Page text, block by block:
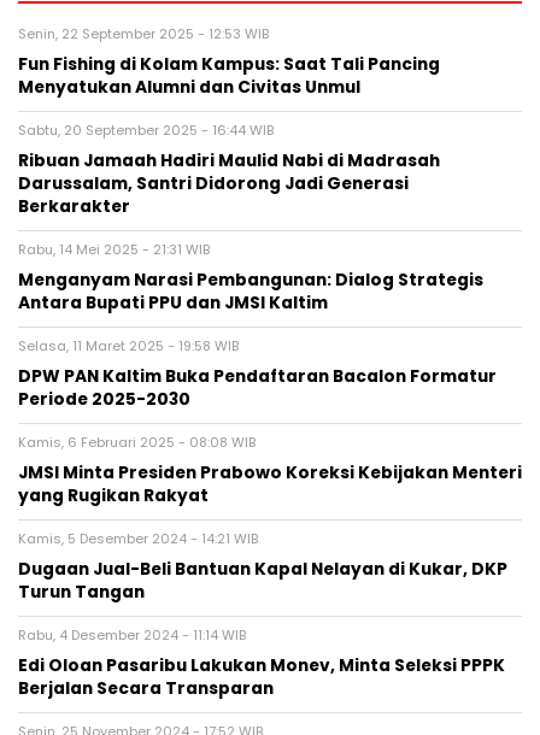
Senin, 22 September 2025 - 12:53 WIB
Fun Fishing di Kolam Kampus: Saat Tali Pancing
Menyatukan Alumni dan Civitas Unmul
Sabtu, 20 September 2025 - 16:44 WIB
Ribuan Jamaah Hadiri Maulid Nabi di Madrasah
Darussalam, Santri Didorong Jadi Generasi
Berkarakter
Rabu, 14 Mei 2025 - 21:31 WIB
Menganyam Narasi Pembangunan: Dialog Strategis
Antara Bupati PPU dan JMSI Kaltim
Selasa, 11 Maret 2025 - 19:58 WIB
DPW PAN Kaltim Buka Pendaftaran Bacalon Formatur
Periode 2025-2030
Kamis, 6 Februari 2025 - 08:08 WIB
JMSI Minta Presiden Prabowo Koreksi Kebijakan Menteri
yang Rugikan Rakyat
Kamis, 5 Desember 2024 - 14:21 WIB
Dugaan Jual-Beli Bantuan Kapal Nelayan di Kukar, DKP
Turun Tangan
Rabu, 4 Desember 2024 - 11:14 WIB
Edi Oloan Pasaribu Lakukan Monev, Minta Seleksi PPPK
Berjalan Secara Transparan